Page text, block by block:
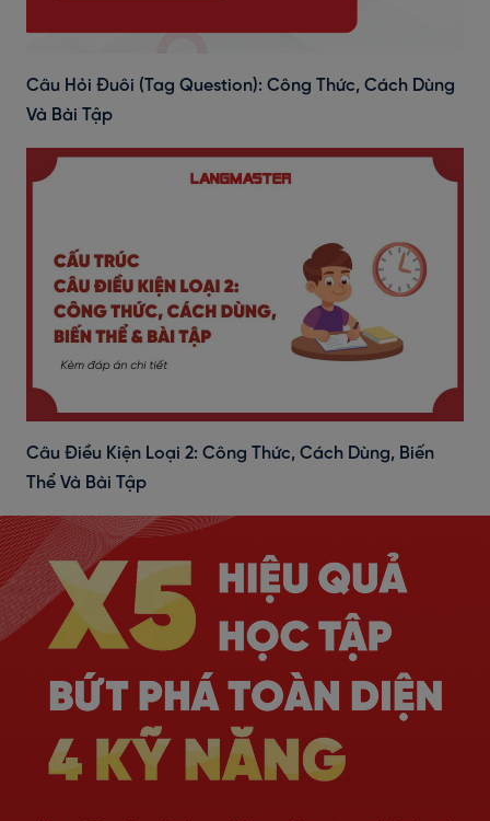
Câu Hỏi Đuôi (Tag Question): Công Thức, Cách Dùng
Và Bài Tập
Câu Điều Kiện Loại 2: Công Thức, Cách Dùng, Biến
Thể Và Bài Tập